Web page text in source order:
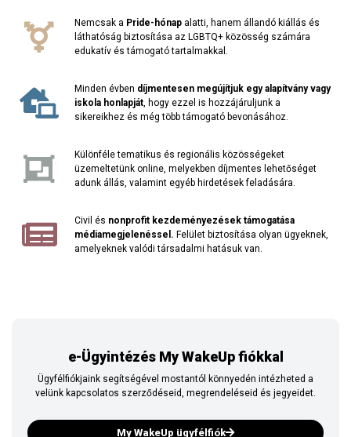
Nemcsak a Pride-hónap alatti, hanem állandó kiállás és
láthatóság biztosítása az LGBTQ+ közösség számára
edukatív és támogató tartalmakkal.
Minden évben díjmentesen megújítjuk egy alapítvány vagy
iskola honlapját, hogy ezzel is hozzájáruljunk a
sikereikhez és még több támogató bevonásához.
Különféle tematikus és regionális közösségeket
üzemeltetünk online, melyekben díjmentes lehetőséget
adunk állás, valamint egyéb hirdetések feladására.
Civil és nonprofit kezdeményezések támogatása
médiamegjelenéssel. Felület biztosítása olyan ügyeknek,
amelyeknek valódi társadalmi hatásuk van.
e-Ügyintézés My WakeUp fiókkal
Ügyfélfiókjaink segítségével mostantól könnyedén intézheted a
velünk kapcsolatos szerződéseid, megrendeléseid és jegyeidet.
My WakeUp ügyfélfiók